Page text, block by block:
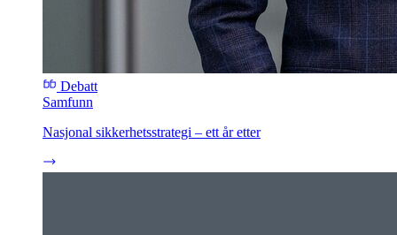
Debatt
Samfunn
Nasjonal sikkerhetsstrategi – ett år etter